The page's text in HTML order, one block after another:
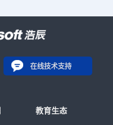
在线技术支持
教育生态